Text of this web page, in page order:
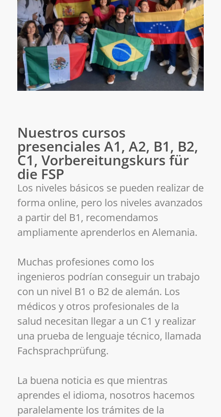
Nuestros cursos
presenciales A1, A2, B1, B2,
C1, Vorbereitungskurs für
die FSP
Los niveles básicos se pueden realizar de
forma online, pero los niveles avanzados
a partir del B1, recomendamos
ampliamente aprenderlos en Alemania.
Muchas profesiones como los
ingenieros podrían conseguir un trabajo
con un nivel B1 o B2 de alemán. Los
médicos y otros profesionales de la
salud necesitan llegar a un C1 y realizar
una prueba de lenguaje técnico, llamada
Fachsprachprüfung.
La buena noticia es que mientras
aprendes el idioma, nosotros hacemos
paralelamente los trámites de la